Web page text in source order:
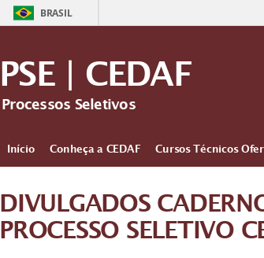
BRASIL
PSE | CEDAF
Processos Seletivos
Início Conheça a CEDAF Cursos Técnicos
DIVULGADOS
PROCESSO SELETIVO